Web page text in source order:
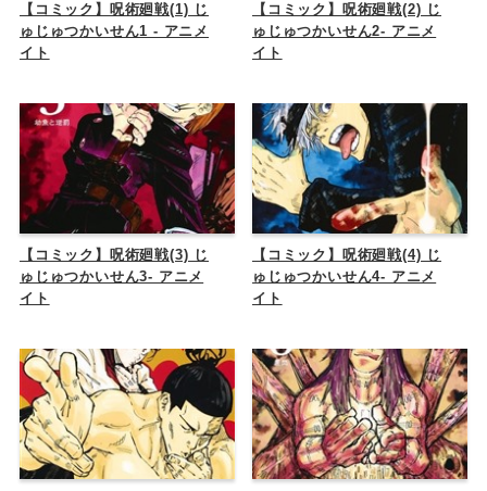
【コミック】呪術廻戦(1) じ
ゅじゅつかいせん1 - アニメ
イト
【コミック】呪術廻戦(2) じ
ゅじゅつかいせん2- アニメ
イト
【コミック】呪術廻戦(3) じ
ゅじゅつかいせん3- アニメ
イト
【コミック】呪術廻戦(4) じ
ゅじゅつかいせん4- アニメ
イト